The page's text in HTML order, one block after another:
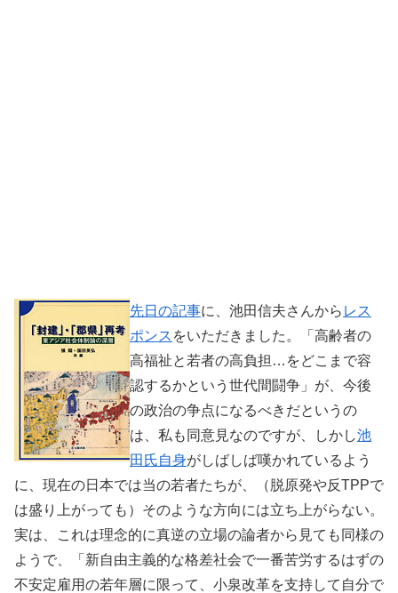
先日の記事に、池田信夫さんから レス
ポンス をいただきました。「高齢者の
高福祉と若者の高負担…をどこまで容
認するかという世代間闘争」が、今後
の政治の争点になるべきだというの
は、私も同意見なのですが、しかし池
田氏自身がしばしば嘆かれているよう
に、現在の日本では当の若者たちが、（脱原発や反TPPで
は盛り上がっても）そのような方向には立ち上がらない。
実は、これは理念的に真逆の立場の論者から見ても同様の
ようで、「新自由主義的な格差社会で一番苦労するはずの
不安定雇用の若年層に限って、小泉改革を支持して自分で